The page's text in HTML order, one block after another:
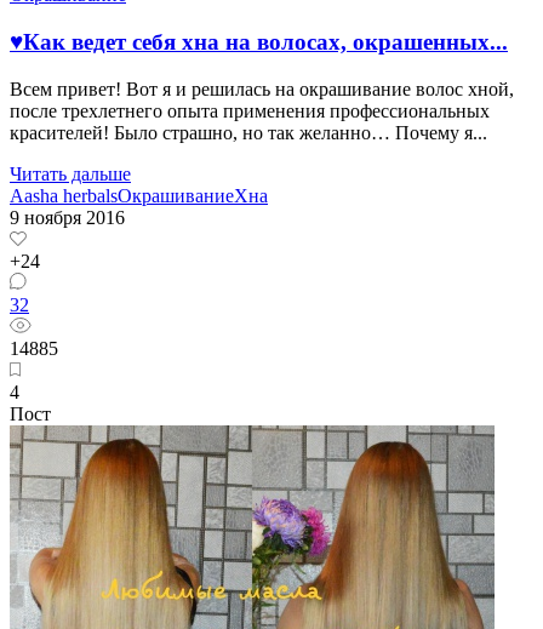
♥Как ведет себя хна на волосах, окрашенных...
Всем привет! Вот я и решилась на окрашивание волос хной,
после трехлетнего опыта применения профессиональных
красителей! Было страшно, но так желанно… Почему я...
Читать дальше
Aasha herbalsОкрашиваниеХна
9 ноября 2016
+24
32
14885
4
Пост